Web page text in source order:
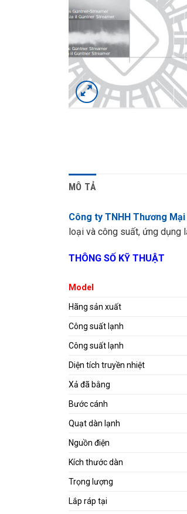
MÔ TẢ
Công ty TNHH Thương Mại
loại và công suất, ứng dụng
THÔNG SỐ KỸ THUẬT
Model
Hãng sản xuất
Công suất lạnh
Công suất lạnh
Diện tích truyền nhiệt
Xả đã bằng
Bước cánh
Quạt dàn lạnh
Nguồn điện
Kích thước dàn
Trọng lượng
Lắp ráp tại